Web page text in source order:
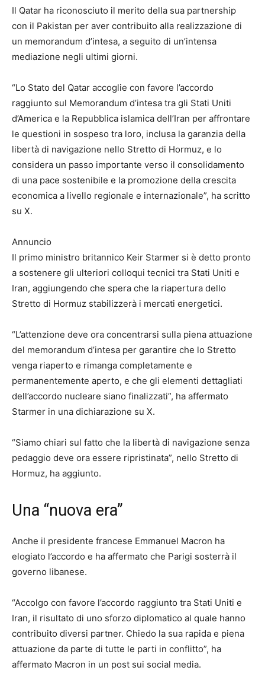
Il Qatar ha riconosciuto il merito della sua partnership
con il Pakistan per aver contribuito alla realizzazione di
un memorandum d’intesa, a seguito di un’intensa
mediazione negli ultimi giorni.
“Lo Stato del Qatar accoglie con favore l’accordo
raggiunto sul Memorandum d’intesa tra gli Stati Uniti
d’America e la Repubblica islamica dell’Iran per affrontare
le questioni in sospeso tra loro, inclusa la garanzia della
libertà di navigazione nello Stretto di Hormuz, e lo
considera un passo importante verso il consolidamento
di una pace sostenibile e la promozione della crescita
economica a livello regionale e internazionale”, ha scritto
su X.
Annuncio
Il primo ministro britannico Keir Starmer si è detto pronto
a sostenere gli ulteriori colloqui tecnici tra Stati Uniti e
Iran, aggiungendo che spera che la riapertura dello
Stretto di Hormuz stabilizzerà i mercati energetici.
“L’attenzione deve ora concentrarsi sulla piena attuazione
del memorandum d’intesa per garantire che lo Stretto
venga riaperto e rimanga completamente e
permanentemente aperto, e che gli elementi dettagliati
dell’accordo nucleare siano finalizzati”, ha affermato
Starmer in una dichiarazione su X.
“Siamo chiari sul fatto che la libertà di navigazione senza
pedaggio deve ora essere ripristinata”, nello Stretto di
Hormuz, ha aggiunto.
Una “nuova era”
Anche il presidente francese Emmanuel Macron ha
elogiato l’accordo e ha affermato che Parigi sosterrà il
governo libanese.
“Accolgo con favore l’accordo raggiunto tra Stati Uniti e
Iran, il risultato di uno sforzo diplomatico al quale hanno
contribuito diversi partner. Chiedo la sua rapida e piena
attuazione da parte di tutte le parti in conflitto”, ha
affermato Macron in un post sui social media.